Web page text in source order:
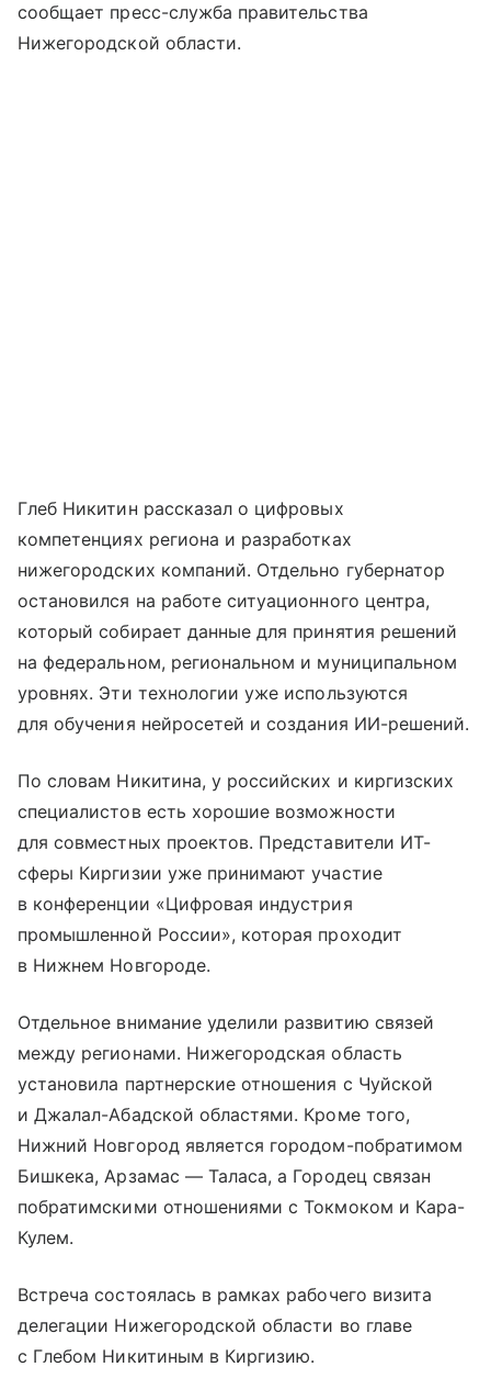
сообщает пресс-служба правительства
Нижегородской области.
Глеб Никитин рассказал о цифровых
компетенциях региона и разработках
нижегородских компаний. Отдельно губернатор
остановился на работе ситуационного центра,
который собирает данные для принятия решений
на федеральном, региональном и муниципальном
уровнях. Эти технологии уже используются
для обучения нейросетей и создания ИИ-решений.
По словам Никитина, у российских и киргизских
специалистов есть хорошие возможности
для совместных проектов. Представители ИТ-
сферы Киргизии уже принимают участие
в конференции «Цифровая индустрия
промышленной России», которая проходит
в Нижнем Новгороде.
Отдельное внимание уделили развитию связей
между регионами. Нижегородская область
установила партнерские отношения с Чуйской
и Джалал-Абадской областями. Кроме того,
Нижний Новгород является городом-побратимом
Бишкека, Арзамас — Таласа, а Городец связан
побратимскими отношениями с Токмоком и Кара-
Кулем.
Встреча состоялась в рамках рабочего визита
делегации Нижегородской области во главе
с Глебом Никитиным в Киргизию.